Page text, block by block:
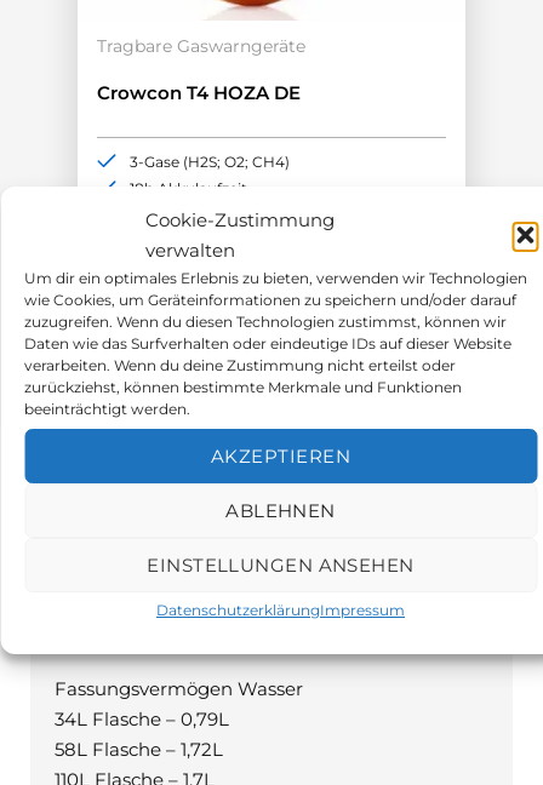
Cookie-Zustimmung
verwalten
Um dir ein optimales Erlebnis zu bieten, verwenden wir Technologien
wie Cookies, um Geräteinformationen zu speichern und/oder darauf
zuzugreifen. Wenn du diesen Technologien zustimmst, können wir
Daten wie das Surfverhalten oder eindeutige IDs auf dieser Website
verarbeiten. Wenn du deine Zustimmung nicht erteilst oder
zurückziehst, können bestimmte Merkmale und Funktionen
beeinträchtigt werden.
AKZEPTIEREN
ABLEHNEN
EINSTELLUNGEN ANSEHEN
DatenschutzerklärungImpressum
Tragbare Gaswarngeräte
Crowcon T4 HOZA DE
583,00€
3-Gase (H2S; O2; CH4)
18h Akkulaufzeit
ATEX-Zulassung
Aufrüstbar bis IP67
Beschreibung
Fassungsvermögen Wasser
34L Flasche – 0,79L
58L Flasche – 1,72L
110L Flasche – 1,7L